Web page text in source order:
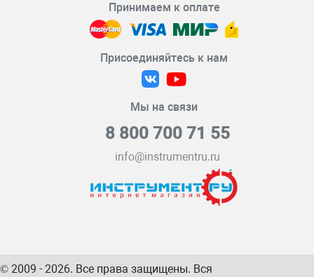
Принимаем к оплате
Присоединяйтесь к нам
Мы на связи
8 800 700 71 55
info@instrumentru.ru
© 2009 - 2026. Все права защищены. Вся